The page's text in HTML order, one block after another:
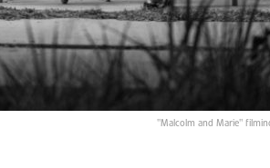
"Malcolm and Marie"